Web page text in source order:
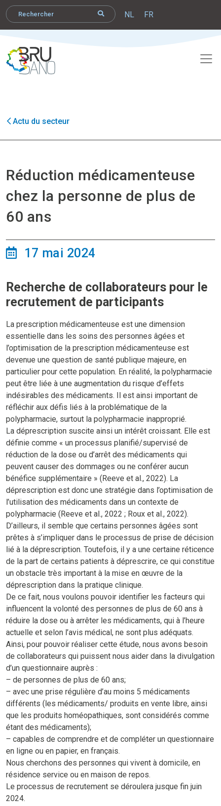
NL FR
Actu du secteur
Réduction médicamenteuse
chez la personne de plus de
60 ans
17 mai 2024
Recherche de collaborateurs pour le
recrutement de participants
La prescription médicamenteuse est une dimension
essentielle dans les soins des personnes âgées et
l’optimisation de la prescription médicamenteuse est
devenue une question de santé publique majeure, en
particulier pour cette population. En réalité, la polypharmacie
peut être liée à une augmentation du risque d’effets
indésirables des médicaments. Il est ainsi important de
réfléchir aux défis liés à la problématique de la
polypharmacie, surtout la polypharmacie inapproprié.
La déprescription suscite ainsi un intérêt croissant. Elle est
définie comme « un processus planifié/supervisé de
réduction de la dose ou d’arrêt des médicaments qui
peuvent causer des dommages ou ne conférer aucun
bénéfice supplémentaire » (Reeve et al., 2022). La
déprescription est donc une stratégie dans l’optimisation de
l’utilisation des médicaments dans un contexte de
polypharmacie (Reeve et al., 2022 ; Roux et al., 2022).
D’ailleurs, il semble que certains personnes âgées sont
prêtes à s’impliquer dans le processus de prise de décision
lié à la déprescription. Toutefois, il y a une certaine réticence
de la part de certains patients à déprescrire, ce qui constitue
un obstacle très important à la mise en œuvre de la
déprescription dans la pratique clinique.
De ce fait, nous voulons pouvoir identifier les facteurs qui
influencent la volonté des personnes de plus de 60 ans à
réduire la dose ou à arrêter les médicaments, qui à l’heure
actuelle et selon l’avis médical, ne sont plus adéquats.
Ainsi, pour pouvoir réaliser cette étude, nous avons besoin
de collaborateurs qui puissent nous aider dans la divulgation
d’un questionnaire auprès :
– de personnes de plus de 60 ans;
– avec une prise régulière d’au moins 5 médicaments
différents (les médicaments/ produits en vente libre, ainsi
que les produits homéopathiques, sont considérés comme
étant des médicaments);
– capables de comprendre et de compléter un questionnaire
en ligne ou en papier, en français.
Nous cherchons des personnes qui vivent à domicile, en
résidence service ou en maison de repos.
Le processus de recrutement se déroulera jusque fin juin
2024.